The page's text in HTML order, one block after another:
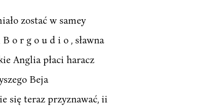
zostać w samey
o r g o u d i o , sławna
Anglia płaci haracz
Beja
się teraz przyznawać, ii